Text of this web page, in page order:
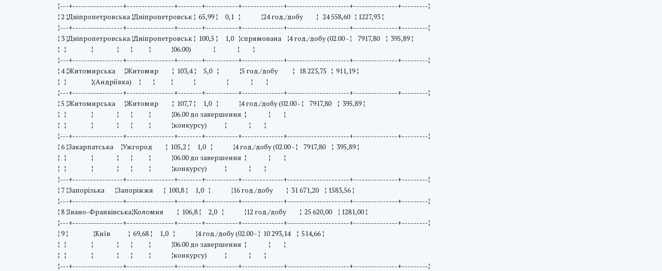
¦---+-----------------+----------------+--------+-----------+--------------+---------------------+---------------+---------¦
¦ 2 ¦Дніпропетровська ¦Дніпропетровськ ¦ 65,99 ¦ 0,1 ¦ ¦24 год./добу ¦ 24 558,60 ¦ 1227,93 ¦
¦---+-----------------+----------------+--------+-----------+--------------+---------------------+---------------+---------¦
¦ 3 ¦Дніпропетровська ¦Дніпропетровськ ¦ 100,5 ¦ 1,0 ¦спрямована ¦4 год./добу (02.00 - ¦ 7917,80 ¦ 395,89 ¦
¦ ¦ ¦ ¦ ¦ ¦ ¦06.00) ¦ ¦ ¦
¦---+-----------------+----------------+--------+-----------+--------------+---------------------+---------------+---------¦
¦ 4 ¦Житомирська ¦Житомир ¦ 103,4 ¦ 5,0 ¦ ¦5 год./добу ¦ 18 223,75 ¦ 911,19 ¦
¦ ¦ ¦(Андріївка) ¦ ¦ ¦ ¦ ¦ ¦ ¦
¦---+-----------------+----------------+--------+-----------+--------------+---------------------+---------------+---------¦
¦ 5 ¦Житомирська ¦Житомир ¦ 107,7 ¦ 1,0 ¦ ¦4 год./добу (02.00 - ¦ 7917,80 ¦ 395,89 ¦
¦ ¦ ¦ ¦ ¦ ¦ ¦06.00 до завершення ¦ ¦ ¦
¦ ¦ ¦ ¦ ¦ ¦ ¦конкурсу) ¦ ¦ ¦
¦---+-----------------+----------------+--------+-----------+--------------+---------------------+---------------+---------¦
¦ 6 ¦Закарпатська ¦Ужгород ¦ 105,2 ¦ 1,0 ¦ ¦4 год./добу (02.00 - ¦ 7917,80 ¦ 395,89 ¦
¦ ¦ ¦ ¦ ¦ ¦ ¦06.00 до завершення ¦ ¦ ¦
¦ ¦ ¦ ¦ ¦ ¦ ¦конкурсу) ¦ ¦ ¦
¦---+-----------------+----------------+--------+-----------+--------------+---------------------+---------------+---------¦
¦ 7 ¦Запорізька ¦Запоріжжя ¦ 100,8 ¦ 1,0 ¦ ¦16 год./добу ¦ 31 671,20 ¦ 1583,56 ¦
¦---+-----------------+----------------+--------+-----------+--------------+---------------------+---------------+---------¦
¦ 8 ¦Iвано-Франківська¦Коломия ¦ 106,8 ¦ 2,0 ¦ ¦12 год./добу ¦ 25 620,00 ¦ 1281,00 ¦
¦---+-----------------+----------------+--------+-----------+--------------+---------------------+---------------+---------¦
¦ 9 ¦ ¦Київ ¦ 69,68 ¦ 1,0 ¦ ¦4 год./добу (02.00 - ¦ 10 293,14 ¦ 514,66 ¦
¦ ¦ ¦ ¦ ¦ ¦ ¦06.00 до завершення ¦ ¦ ¦
¦ ¦ ¦ ¦ ¦ ¦ ¦конкурсу) ¦ ¦ ¦
¦---+-----------------+----------------+--------+-----------+--------------+---------------------+---------------+---------¦